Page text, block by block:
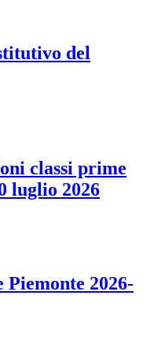
del
classi prime
luglio 2026
Piemonte 2026-